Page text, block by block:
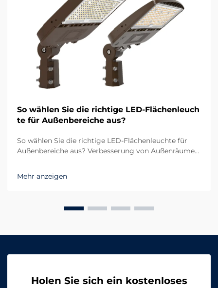
So wählen Sie die richtige LED-Flächenleuch
te für Außenbereiche aus?
So wählen Sie die richtige LED-Flächenleuchte für
Außenbereiche aus? Verbesserung von Außenräumen
Außenbereich spielt sowohl bei der Funktionalität als
auch bei der Ästhetik eine entscheidende Rolle. Egal
Mehr anzeigen
Holen Sie sich ein kostenloses